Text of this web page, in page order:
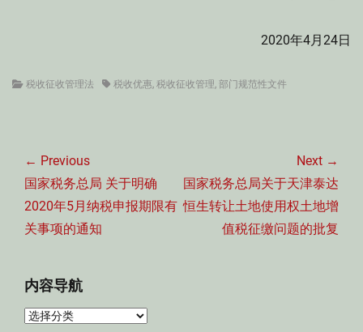
2020年4月24日
Categories
税收征收管理法 Tags税收优惠, 税收征收管理, 部门规范性文件
章
导
航
← Previous
Previous
post:
国家税务总局 关于明确
2020年5月纳税申报期限有
关事项的通知
Next →
Next
post:
国家税务总局关于天津泰达
恒生转让土地使用权土地增
值税征缴问题的批复
内容导航
内